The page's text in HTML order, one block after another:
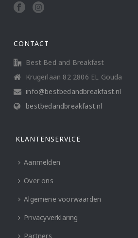
CONTACT
Best Bed and Breakfast
Krugerlaan 82 2806 EL Gouda
info@bestbedandbreakfast.nl
bestbedandbreakfast.nl
KLANTENSERVICE
Aanmelden
Over ons
Algemene voorwaarden
Privacyverklaring
Partners